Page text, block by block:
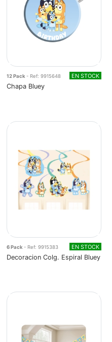
12 Pack- Ref: 9915648 EN STOCK
Chapa Bluey
6 Pack - Ref: 9915383 EN STOCK
Decoracion Colg. Espiral Bluey